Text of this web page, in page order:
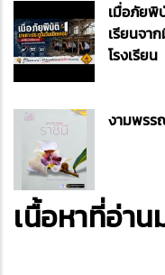
เมื่อภัยพิ
เรียนจา
โรงเรียน
งามพรร
เนื้อหาที่อ่า